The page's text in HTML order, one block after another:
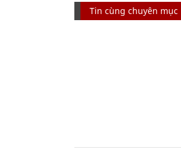
Tin cùng chuyên mục